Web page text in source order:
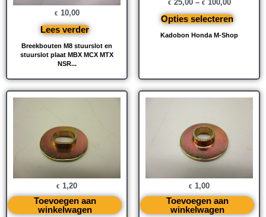
Breekbouten M8 stuurslot en
stuurslot plaat MBX MCX MTX
NSR...
€ 10,00
Lees verder
Kadobon Honda M-Shop
€ 25,00– € 100,00
Opties selecteren
€ 1,20
Toevoegen aan
winkelwagen
€ 1,00
Toevoegen aan
winkelwagen